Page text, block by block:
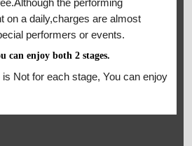
on a daily,charges are almost
performers or events.
can enjoy both 2 stages.
Not for each stage, You can enjoy